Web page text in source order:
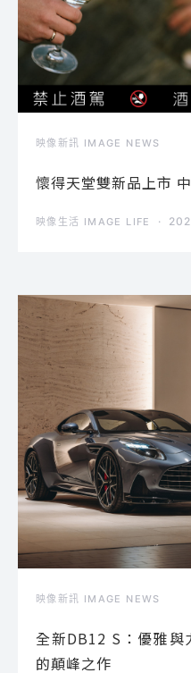
映像新訊 IMAGE NEWS
懷得天堂雙新品上市
映像生活 IMAGE LIFE
映像新訊 IMAGE NEWS
全新DB12 S：優雅
的顛峰之作